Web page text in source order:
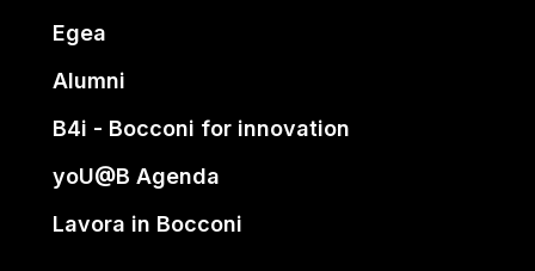
Egea
Alumni
B4i - Bocconi for innovation
yoU@B Agenda
Lavora in Bocconi